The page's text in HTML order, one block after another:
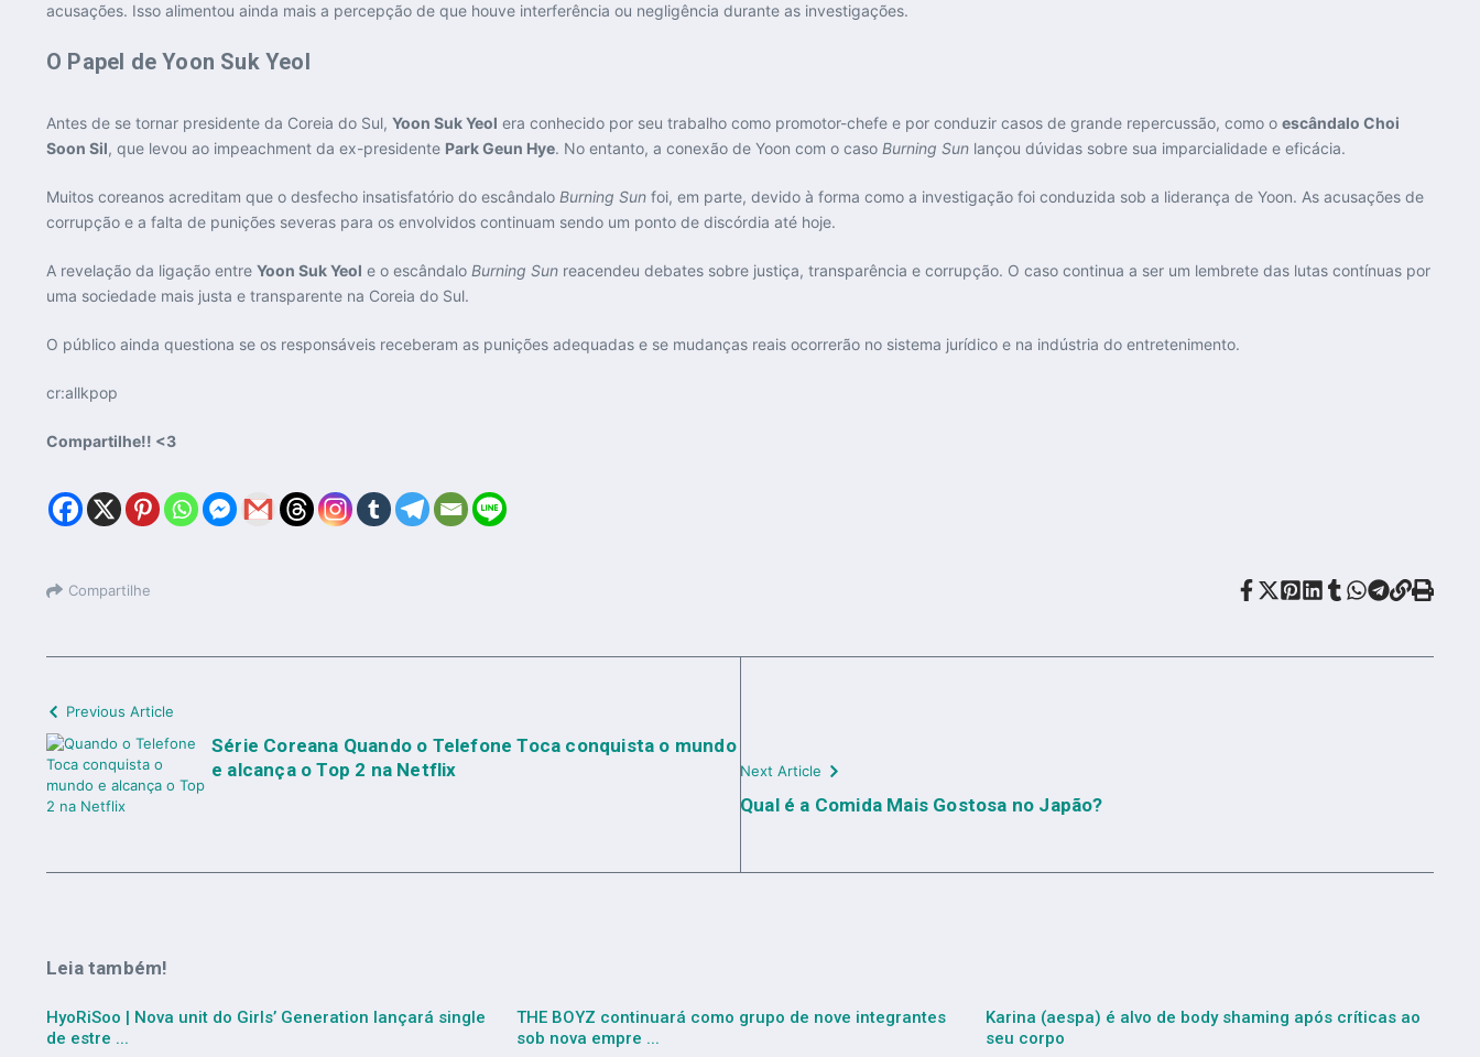
acusações. Isso alimentou ainda mais a percepção de que houve interferência ou negligência durante as investigações.
O Papel de Yoon Suk Yeol
Antes de se tornar presidente da Coreia do Sul, Yoon Suk Yeol era conhecido por seu trabalho como promotor-chefe e por conduzir casos de grande repercussão, como o escândalo Choi
Soon Sil, que levou ao impeachment da ex-presidente Park Geun Hye. No entanto, a conexão de Yoon com o caso Burning Sun lançou dúvidas sobre sua imparcialidade e eficácia.
Muitos coreanos acreditam que o desfecho insatisfatório do escândalo Burning Sun foi, em parte, devido à forma como a investigação foi conduzida sob a liderança de Yoon. As acusações de
corrupção e a falta de punições severas para os envolvidos continuam sendo um ponto de discórdia até hoje.
A revelação da ligação entre Yoon Suk Yeol e o escândalo Burning Sun reacendeu debates sobre justiça, transparência e corrupção. O caso continua a ser um lembrete das lutas contínuas por
uma sociedade mais justa e transparente na Coreia do Sul.
O público ainda questiona se os responsáveis receberam as punições adequadas e se mudanças reais ocorrerão no sistema jurídico e na indústria do entretenimento.
cr:allkpop
Compartilhe!! <3
Compartilhe
Previous Article
Série Coreana Quando o Telefone Toca conquista o mundo
e alcança o Top 2 na Netflix
Next Article
Qual é a Comida Mais Gostosa no Japão?
Leia também!
HyoRiSoo | Nova unit do Girls’ Generation lançará single
de estre ...
THE BOYZ continuará como grupo de nove integrantes
sob nova empre ...
Karina (aespa) é alvo de body shaming após críticas ao
seu corpo